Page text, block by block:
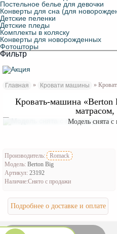
Постельное белье для девочки
Конверты для сна (для
Детские пеленки
Детские пледы
Комплекты в коляску
Конверты для новорожденных
Фотошторы
Фильтр
Главная » Кровати машины »
Кровать-машина «Berton
матрасом,
Модель снята с
Производитель:
Romack
Модель: Berton Big
Артикул: 23192
Наличие:Снято с продажи
Подробнее о доставке и оплате